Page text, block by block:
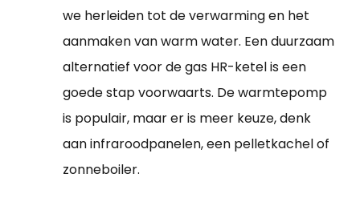
we herleiden tot de verwarming en het
aanmaken van warm water. Een duurzaam
alternatief voor de gas HR-ketel is een
goede stap voorwaarts. De warmtepomp
is populair, maar er is meer keuze, denk
aan infraroodpanelen, een pelletkachel of
zonneboiler.